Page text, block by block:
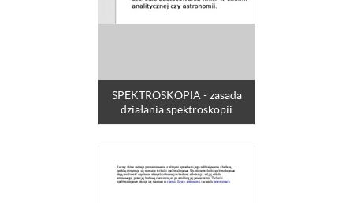
SPEKTROSKOPIA - zasada
działania spektroskopii